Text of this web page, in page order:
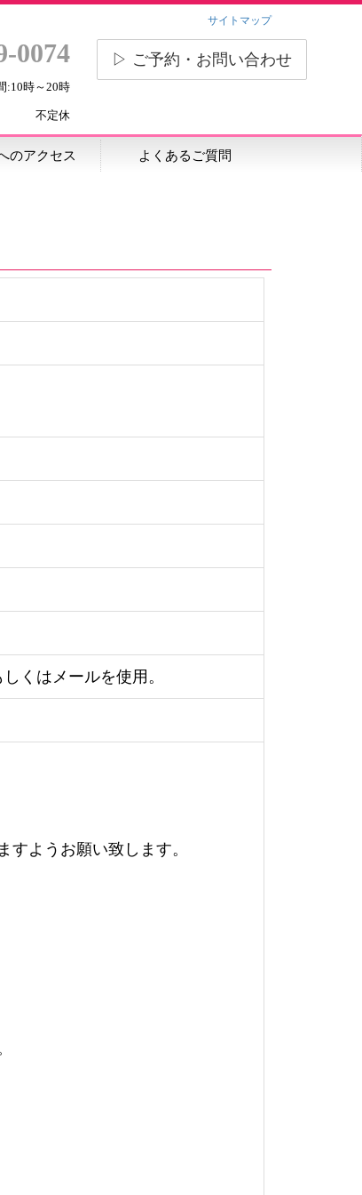
サイトマップ
0074
:10時～20時
不定休
▷ ご予約・お問い合わせ
のアクセス よくあるご質問
くはメールを使用。
ようお願い致します。